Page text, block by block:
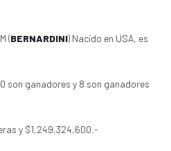
(BERNARDINI) Nacido en USA, es
son ganadores y 8 son ganadores
y $1,249,324,600.-